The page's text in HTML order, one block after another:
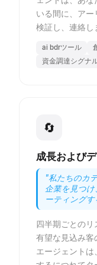
いる間に、アー
検証し、連絡し
ai bdrツール
資金調達シグナ
🔄
成長および
"私たちのカ
企業を見つ
ーティングす
四半期ごとのリ
有望な見込み客
エージェント